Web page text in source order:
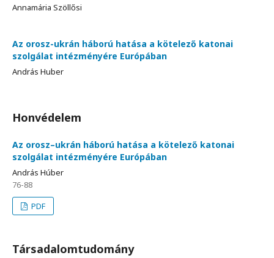
Annamária Szöllősi
Az orosz-ukrán háború hatása a kötelező katonai
szolgálat intézményére Európában
András Huber
Honvédelem
Az orosz–ukrán háború hatása a kötelező katonai
szolgálat intézményére Európában
András Húber
76-88
PDF
Társadalomtudomány